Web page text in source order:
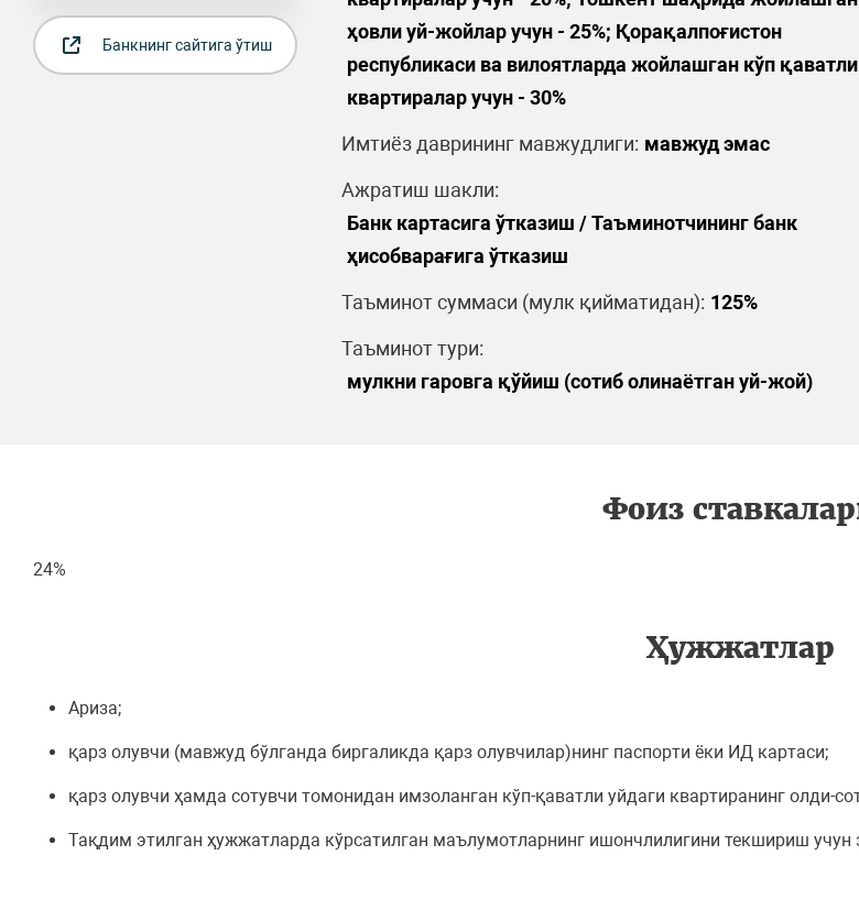
Банкнинг сайтига ўтиш
ҳовли уй-жойлар учун - 25%; Қорақалпоғистон
республикаси ва вилоятларда жойлашган кўп қаватли
квартиралар учун - 30%
Имтиёз даврининг мавжудлиги: мавжуд эмас
Ажратиш шакли:
Банк картасига ўтказиш / Таъминотчининг банк
ҳисобварағига ўтказиш
Таъминот суммаси (мулк қийматидан): 125%
Таъминот тури:
мулкни гаровга қўйиш (сотиб олинаётган уй-жой)
Фоиз
24%
Ҳужжатлар
Ариза;
қарз олувчи (мавжуд бўлганда биргаликда қарз олувчилар)нинг паспорти ёки ИД картаси;
қарз олувчи ҳамда сотувчи томонидан имзоланган кўп-қаватли уйдаги квартиранинг олди-
Тақдим этилган ҳужжатларда кўрсатилган маълумотларнинг ишончлилигини текшириш